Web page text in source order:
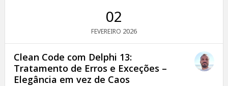
02
FEVEREIRO 2026
Clean Code com Delphi 13:
Tratamento de Erros e Exceções –
Elegância em vez de Caos